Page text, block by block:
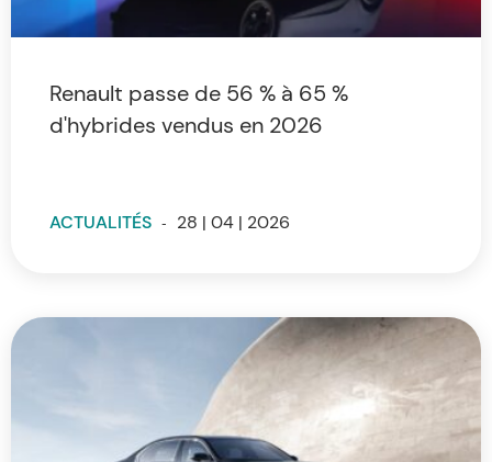
Renault passe de 56 % à 65 %
d'hybrides vendus en 2026
ACTUALITÉS - 28 | 04 | 2026